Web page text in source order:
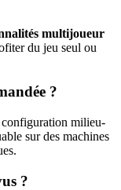
multijoueur
du jeu seul ou
?
configuration milieu-
sur des machines
?